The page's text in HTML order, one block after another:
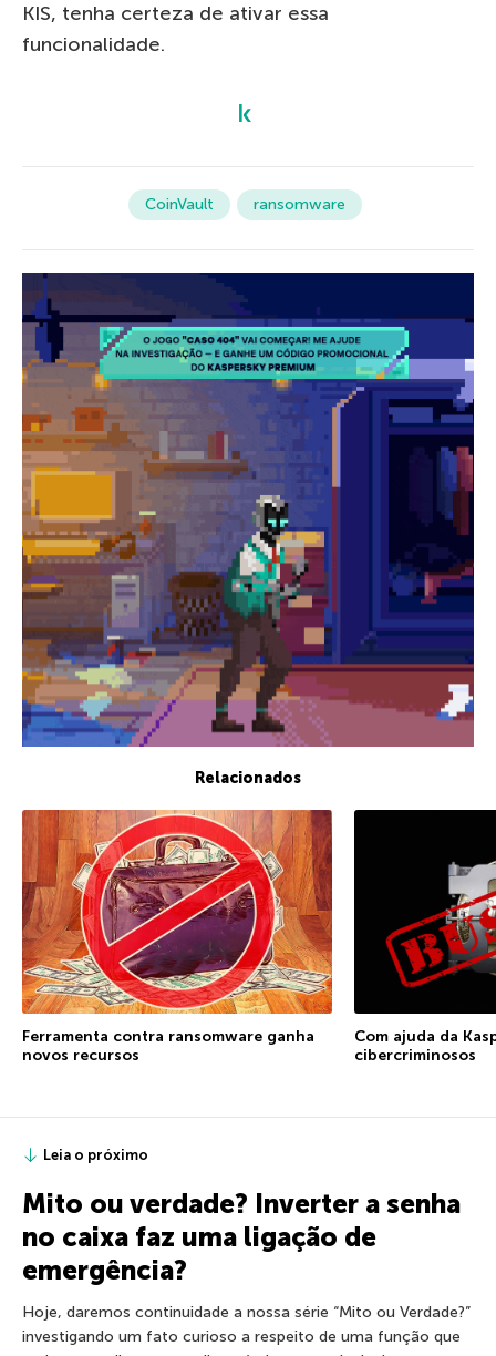
KIS, tenha certeza de ativar essa
funcionalidade.
CoinVault ransomware
Relacionados
Ferramenta contra ransomware ganha
novos recursos
Com ajuda da
cibercriminosos
Leia o próximo
Mito ou verdade? Inverter a senha
no caixa faz uma ligação de
emergência?
Hoje, daremos continuidade a nossa série “Mito ou Verdade?”
investigando um fato curioso a respeito de uma função que